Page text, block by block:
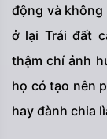
động và không
ở lại Trái đất
thậm chí ảnh
họ có tạo nên
hay đành chia